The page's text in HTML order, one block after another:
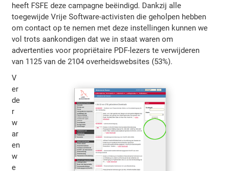
heeft FSFE deze campagne beëindigd. Dankzij alle
toegewijde Vrije Software-activisten die geholpen hebben
om contact op te nemen met deze instellingen kunnen we
vol trots aankondigen dat we in staat waren om
advertenties voor propriëtaire PDF-lezers te verwijderen
van 1125 van de 2104 overheidswebsites (53%).
V
er
de
r
w
ar
en
w
e